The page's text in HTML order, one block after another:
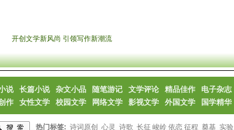
开创文学新风尚 引领写作新潮流
说 长篇小说 杂文小品 随笔游记 文学评论 精品佳作 电子杂志
作 女性文学 校园文学 网络文学 影视文学 外国文学 国学精华
热门标签: 诗词原创 心灵 诗歌 长征 峻岭 依恋 征程 奠基 实验